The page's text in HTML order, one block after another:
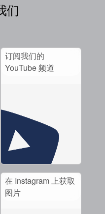
们
订阅我们的
YouTube 频道
在 Instagram 上获取
图片